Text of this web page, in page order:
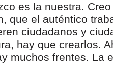
es la nuestra.
que el auténtico
ciudadanos y
hay que crearlos.
muchos frentes. La